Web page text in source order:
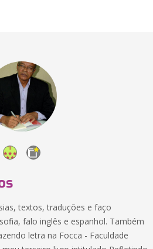
textos, traduções e faço
falo inglês e espanhol. Também
letra na Focca - Faculdade